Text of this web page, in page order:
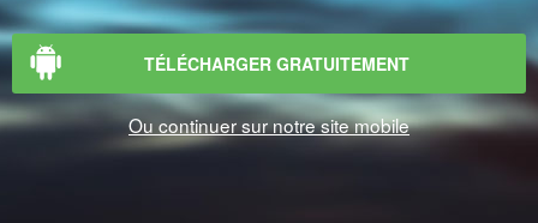
TÉLÉCHARGER GRATUITEMENT
Ou continuer sur notre site mobile